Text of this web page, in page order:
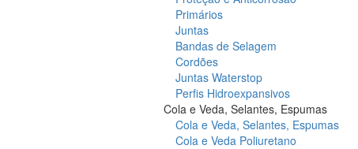
Primários
Juntas
Bandas de Selagem
Cordões
Juntas Waterstop
Perfis Hidroexpansivos
Cola e Veda, Selantes, Espumas
Cola e Veda, Selantes, Espumas
Cola e Veda Poliuretano